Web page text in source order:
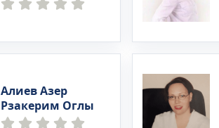
Алиев Азер
Рзакерим Оглы